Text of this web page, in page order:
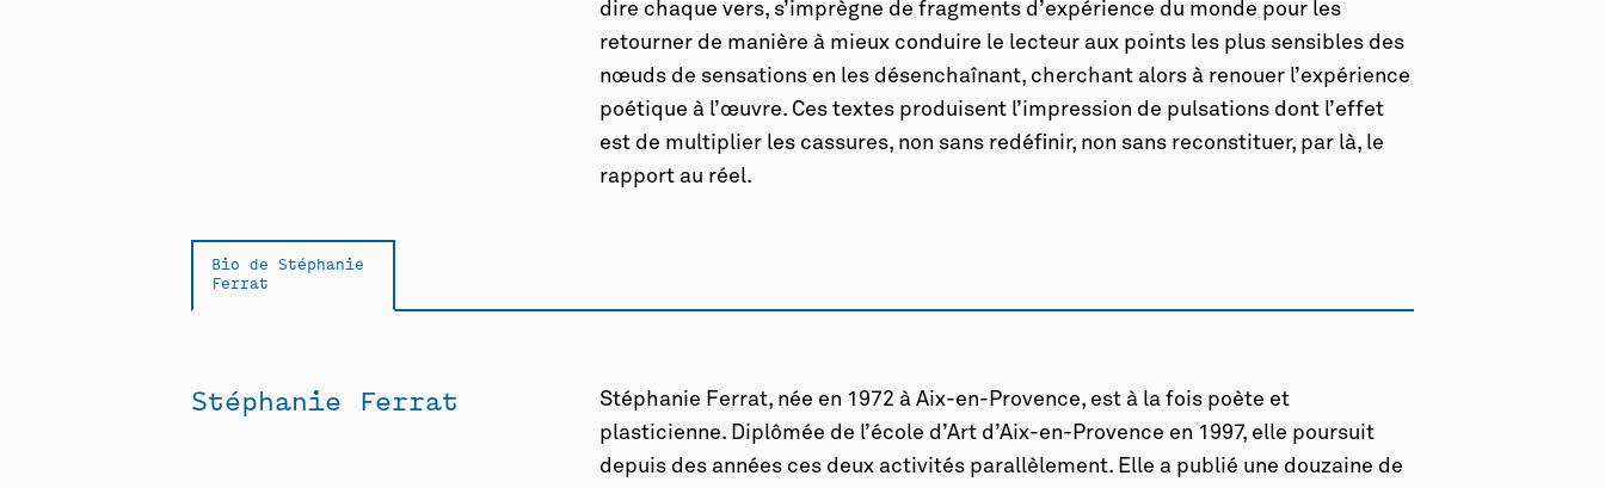
dire chaque vers, s’imprègne de fragments d’expérience du monde pour les
retourner de manière à mieux conduire le lecteur aux points les plus sensibles des
nœuds de sensations en les désenchaînant, cherchant alors à renouer l’expérience
poétique à l’œuvre. Ces textes produisent l’impression de pulsations dont l’effet
est de multiplier les cassures, non sans redéfinir, non sans reconstituer, par là, le
rapport au réel.
Bio de Stéphanie
Ferrat
Stéphanie Ferrat
Stéphanie Ferrat, née en 1972 à Aix-en-Provence, est à la fois poète et
plasticienne. Diplômée de l’école d’Art d’Aix-en-Provence en 1997, elle poursuit
depuis des années ces deux activités parallèlement. Elle a publié une douzaine de